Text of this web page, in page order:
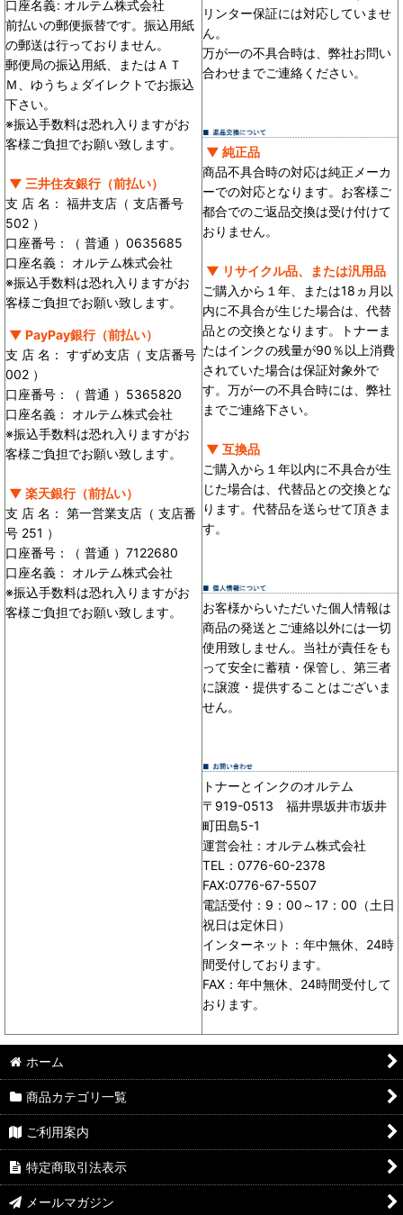
口座名義: オルテム株式会社
前払いの郵便振替です。振込用紙
の郵送は行っておりません。
郵便局の振込用紙、またはＡＴ
Ｍ、ゆうちょダイレクトでお振込
下さい。
※振込手数料は恐れ入りますがお
客様ご負担でお願い致します。
▼ 三井住友銀行（前払い）
支 店 名： 福井支店（ 支店番号
502 ）
口座番号：（ 普通 ）0635685
口座名義： オルテム株式会社
※振込手数料は恐れ入りますがお
客様ご負担でお願い致します。
▼ PayPay銀行（前払い）
支 店 名： すずめ支店（ 支店番号
002 ）
口座番号：（ 普通 ）5365820
口座名義： オルテム株式会社
※振込手数料は恐れ入りますがお
客様ご負担でお願い致します。
▼ 楽天銀行（前払い）
支 店 名： 第一営業支店（ 支店番
号 251 ）
口座番号：（ 普通 ）7122680
口座名義： オルテム株式会社
※振込手数料は恐れ入りますがお
客様ご負担でお願い致します。
リンター保証には対応していませ
ん。
万が一の不具合時は、弊社お問い
合わせまでご連絡ください。
▼ 純正品
商品不具合時の対応は純正メーカ
ーでの対応となります。お客様ご
都合でのご返品交換は受け付けて
おりません。
▼ リサイクル品、または汎用品
ご購入から１年、または18ヵ月以
内に不具合が生じた場合は、代替
品との交換となります。トナーま
たはインクの残量が90％以上消費
されていた場合は保証対象外で
す。万が一の不具合時には、弊社
までご連絡下さい。
▼ 互換品
ご購入から１年以内に不具合が生
じた場合は、代替品との交換とな
ります。代替品を送らせて頂きま
す。
お客様からいただいた個人情報は
商品の発送とご連絡以外には一切
使用致しません。当社が責任をも
って安全に蓄積・保管し、第三者
に譲渡・提供することはございま
せん。
トナーとインクのオルテム
〒919-0513 福井県坂井市坂井
町田島5-1
運営会社：オルテム株式会社
TEL：0776-60-2378
FAX:0776-67-5507
電話受付：9：00～17：00（土日
祝日は定休日）
インターネット：年中無休、24時
間受付しております。
FAX：年中無休、24時間受付して
おります。
ホーム
商品カテゴリ一覧
ご利用案内
特定商取引法表示
メールマガジン